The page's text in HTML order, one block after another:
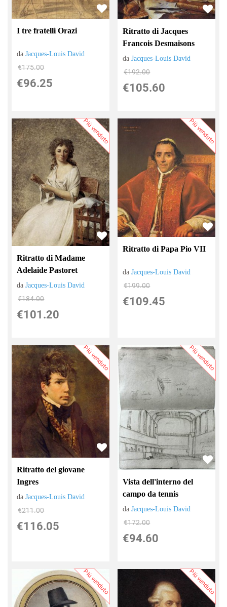
I tre fratelli Orazi
daJacques-Louis David
€175.00
€96.25
Ritratto di Jacques
Francois Desmaisons
daJacques-Louis David
€192.00
€105.60
Più venduto
Ritratto di Madame
Adelaide Pastoret
daJacques-Louis David
€184.00
€101.20
Più venduto
Ritratto di Papa Pio VII
daJacques-Louis David
€199.00
€109.45
Più venduto
Ritratto del giovane
Ingres
daJacques-Louis David
€211.00
€116.05
Più venduto
Vista dell'interno del
campo da tennis
daJacques-Louis David
€172.00
€94.60
Più venduto Più venduto